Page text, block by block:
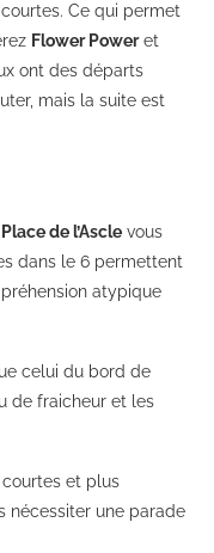
Ce qui permet
Flower Poweret
ont des départs
mais la suite est
de l’Ascle vous
dans le 6 permettent
atypique
celui du bord de
de fraicheur et les
et plus
nécessiter une parade